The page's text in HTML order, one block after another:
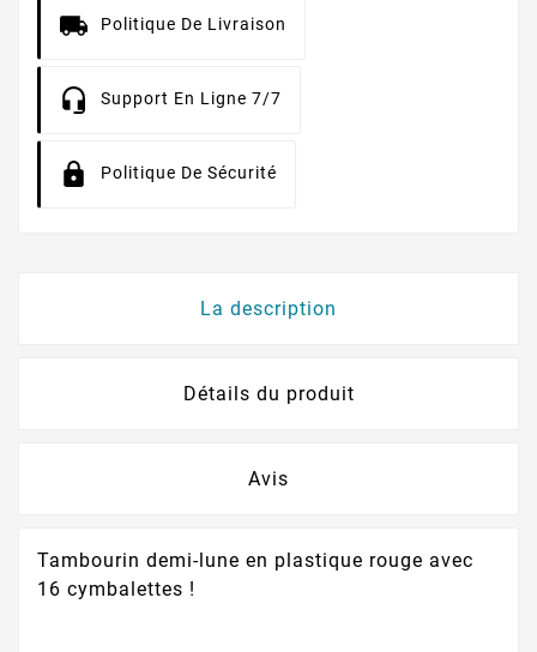
Politique De Livraison
Support En Ligne 7/7
Politique De Sécurité
La description
Détails du produit
Avis
Tambourin demi-lune en plastique rouge avec
16 cymbalettes !